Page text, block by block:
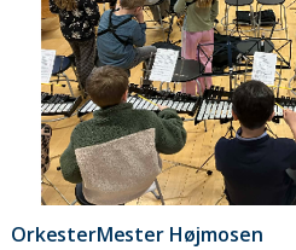
OrkesterMester Højmosen